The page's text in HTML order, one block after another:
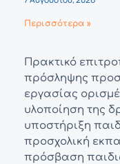
Περισσότερα »
Πρακτικό
πρόσληψης
εργασίας
υλοποίηση της
υποστήριξη
προσχολική
πρόσβαση